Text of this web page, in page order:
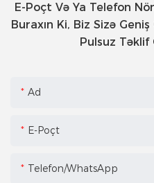
E-Poçt Və Ya Telefon
Buraxın Ki, Biz Sizə
Pulsuz Təklif
Ad
E-Poçt
Telefon/WhatsApp